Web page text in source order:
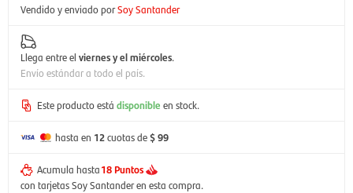
Vendido y enviado porSoy Santander
Llega entre el viernes y el miércoles.
Envío estándar a todo el país.
Este producto está disponible en stock.
hasta en 12cuotas de$ 99
Acumula hasta18 Puntos
con tarjetas Soy Santander en esta compra.